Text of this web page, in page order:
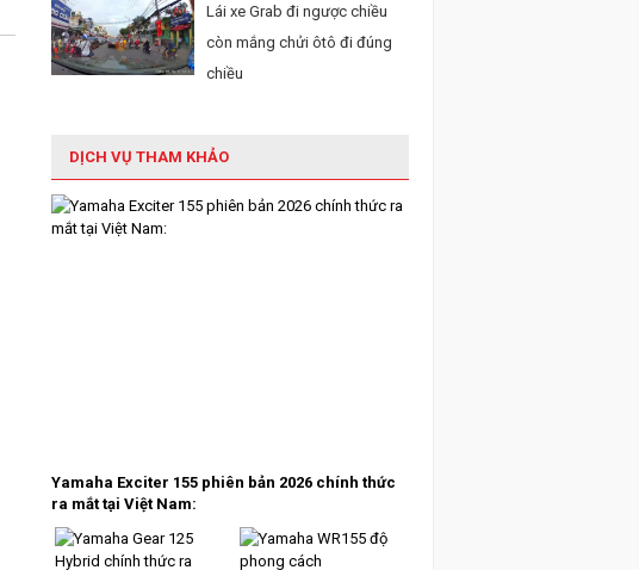
Lái xe Grab đi ngược chiều
còn mắng chửi ôtô đi đúng
chiều
DỊCH VỤ THAM KHẢO
Yamaha Exciter 155 phiên bản 2026 chính thức
ra mắt tại Việt Nam: